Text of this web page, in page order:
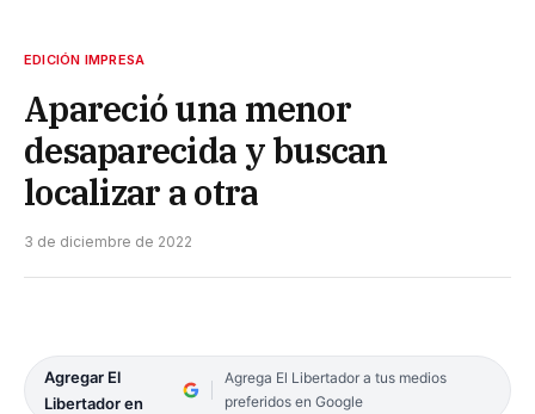
EDICIÓN IMPRESA
Apareció una menor
desaparecida y buscan
localizar a otra
3 de diciembre de 2022
Agregar El
Libertador en
Agrega El Libertador a tus medios
preferidos en Google